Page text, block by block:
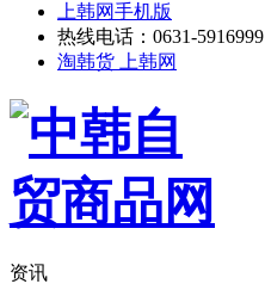
上韩网手机版
热线电话：0631-5916999
淘韩货 上韩网
资讯